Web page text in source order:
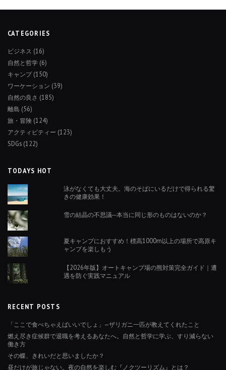
CATEGORIES
ビジネス (16)
自然と哲学 (6)
キャンプ(150)
ワーケーション (39)
自然の良さ (185)
離島 (56)
旅・冒険 (124)
アクティビティー (123)
SDGs (122)
TODAYS HOT
泳がなくても大丈夫。海のそばにいるだけで得られる驚
きの健康効果！
雪の結晶の不思議─本当に同じ形のものはないのか？
夏キャンプにおすすめ！標高1000m以上の場所で高原キ
ャンプを楽しもう
【2026年版】オートキャンプ場の熊対策完全ガイド｜遭
遇を防ぐ実践マニュアル
RECENT POSTS
「ここで食べちゃえばいいでしょ」—ザリガニ一匹が教えてくれたこと
燃え尽き症候群で退職を考えるあなたへ。自然と哲学に学ぶ、すり減らない
働き方
その蝶、きれいだと思いましたか？
昼だけが旅じゃない。夜の自然を楽しむ『ノクツーリズム』とは？